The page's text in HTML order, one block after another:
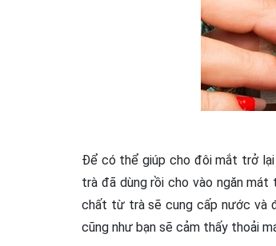
Để có thể giúp cho đôi mắt trở
trà đã dùng rồi cho vào ngăn
chất từ trà sẽ cung cấp nước và
cũng như bạn sẽ cảm thấy thoải